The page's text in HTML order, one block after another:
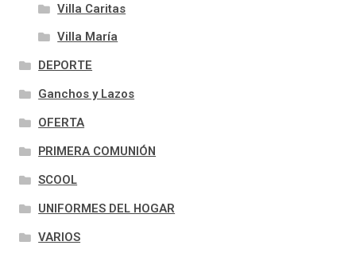
Villa Caritas
Villa María
DEPORTE
Ganchos y Lazos
OFERTA
PRIMERA COMUNIÓN
SCOOL
UNIFORMES DEL HOGAR
VARIOS